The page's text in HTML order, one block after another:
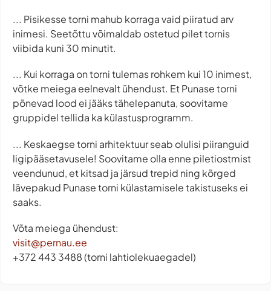
... Pisikesse torni mahub korraga vaid piiratud arv
inimesi. Seetõttu võimaldab ostetud pilet tornis
viibida kuni 30 minutit.
... Kui korraga on torni tulemas rohkem kui 10 inimest,
võtke meiega eelnevalt ühendust. Et Punase torni
põnevad lood ei jääks tähelepanuta, soovitame
gruppidel tellida ka külastusprogramm.
... Keskaegse torni arhitektuur seab olulisi piiranguid
ligipääsetavusele! Soovitame olla enne piletiostmist
veendunud, et kitsad ja järsud trepid ning kõrged
lävepakud Punase torni külastamisele takistuseks ei
saaks.
Võta meiega ühendust:
visit@pernau.ee
+372 443 3488 (torni lahtiolekuaegadel)